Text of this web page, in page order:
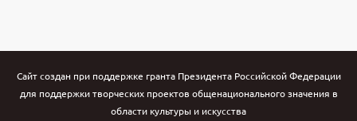
Сайт создан при поддержке гранта Президента Российской Федерации
для поддержки творческих проектов общенационального значения в
области культуры и искусства